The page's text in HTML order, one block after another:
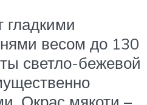
гладкими
весом до 130
светло-бежевой